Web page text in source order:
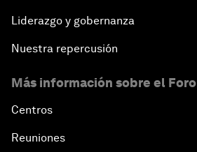
Liderazgo y gobernanza
Nuestra repercusión
Más información sobre el Foro
Centros
Reuniones